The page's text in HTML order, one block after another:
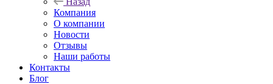
Компания
О компании
Новости
Отзывы
Наши работы
Контакты
Блог